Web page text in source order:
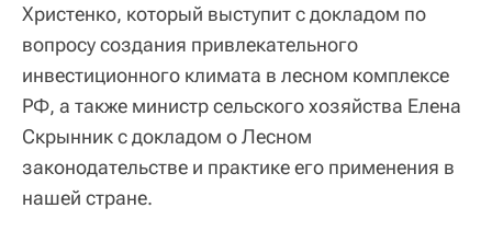
Христенко, который выступит с докладом по
вопросу создания привлекательного
инвестиционного климата в лесном комплексе
РФ, а также министр сельского хозяйства Елена
Скрынник с докладом о Лесном
законодательстве и практике его применения в
нашей стране.